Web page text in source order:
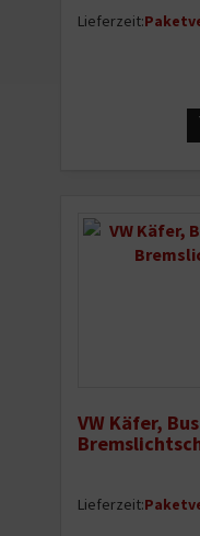
Lieferzeit:
VW Käfer,
Lieferzeit: